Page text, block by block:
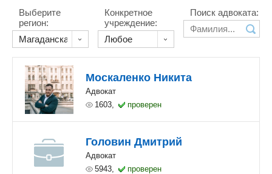
Выберите
регион:
Конкретное
учреждение:
Поиск адвоката:
Москаленко Никита
Адвокат
1603,
проверен
Головин Дмитрий
Адвокат
5943,
проверен